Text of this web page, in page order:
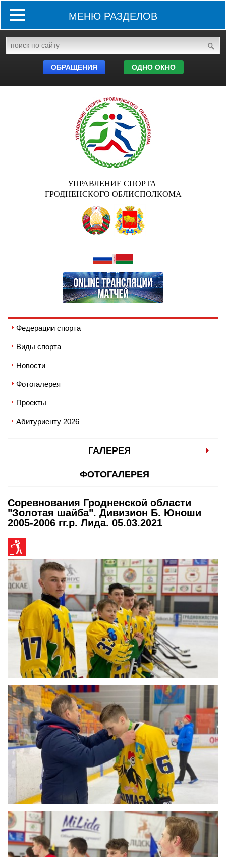
МЕНЮ РАЗДЕЛОВ
ОБРАЩЕНИЯ ОДНО ОКНО
УПРАВЛЕНИЕ СПОРТА
ГРОДНЕНСКОГО ОБЛИСПОЛКОМА
Федерации спорта
Виды спорта
Новости
Фотогалерея
Проекты
Абитуриенту 2026
ГАЛЕРЕЯ
ФОТОГАЛЕРЕЯ
Соревнования Гродненской области
"Золотая шайба". Дивизион Б. Юноши
2005-2006 гг.р. Лида. 05.03.2021